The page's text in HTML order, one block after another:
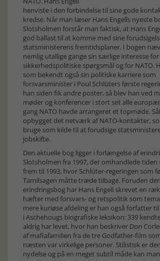
henviste i den forbindelse til sine gode
kredse. Når man læser Hans Engells nyeste
Slotsholmen forstår man faktisk, at Hans
god ballast til at komme med sine
statsministerens fremtidsplaner. I bogen
nemlig utallige gange sin særlige interesse for
sikkerhedspolitiske spørgsmål og for NATO.
som bekendt også sin politiske karriere som
forsvarsminister i Poul Schlüters første
han siden fik andre poster, så blev han ved
møder og konferencer i stort set alle
gang NATO havde arrangeret et topmøde.
opbygget det netværk af NATO-kontakter,
bruge som kilde til at forudsige
jobskifte.
Den aktuelle bog ligger i forlængelse af
Slotsholmen fra 1997, der omhandlede
frem til 1993, hvor Schlüter-regeringen som
Tamilsagen måtte træde tilbage. Foruden
erindringsbog har Hans Engell skrevet en
hæfter med forsvars- og retspolitik som
mere kuriøse afdeling er han også forfatter
i Aschehougs biografiske leksikon: 339
aldrig har levet, hvor han beskriver Don
af mafiafamilien fra de tre Godfather-film
næsten var virkelige personer. Stilistisk er
nydelse og på en meget subtil måde kan